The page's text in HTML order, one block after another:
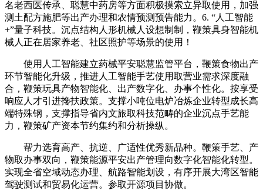
名老西医传承、聪慧中药房等方面积极摸索立异取使用，加强
测土配方施肥等出产办理和农情预测预告能力。6. “人工智能
+”量子科技。沉点结构人形机械人设想制制，鞭策具身智能机
械人正在居家养老、社区照护等场景的使用！
使用人工智能建立药械平安聪慧监管平台，鞭策食物出产
环节智能化升级，推进人工智能手艺使用取营业需求深度融
合，鞭策玩具产物智能化、出产数字化、办事个性化。按享受
响应人才引进搀扶政策。支撑小吨位电炉冶炼企业转型成长高
端特殊钢，支撑指导省内文旅取科技范畴的企业沉点手艺能
力，鞭策矿产资本节约集约和分析操纵。
帮力选育高产、抗逆、广适性优秀新品种。鞭策手艺、产
物取办事双向，鞭策能源平安出产管理向数字化智能化转型。
实现全省空域动态办理、航路智能划设，有序开展大湾区智能
驾驶测试和贸易化运营。参取开源项目协做。